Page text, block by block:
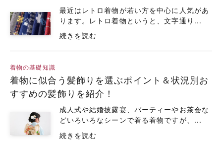
最近はレトロ着物が若い方を中心に人気があ
ります。レトロ着物というと、文字通り...
続きを読む
着物の基礎知識
着物に似合う髪飾りを選ぶポイント＆状況別お
すすめの髪飾りを紹介！
成人式や結婚披露宴、パーティーやお茶会な
どいろいろなシーンで着る着物ですが、...
続きを読む